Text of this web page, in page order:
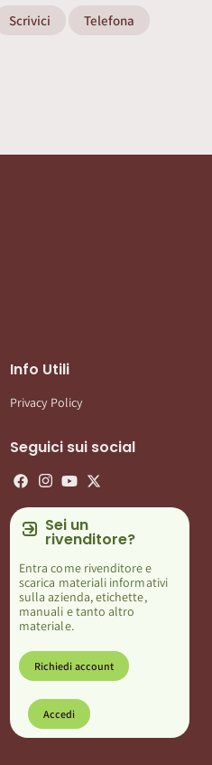
Scrivici Telefona
Info Utili
Privacy Policy
Seguici sui social
Sei un
rivenditore?
Entra come rivenditore e
scarica materiali informativi
sulla azienda, etichette,
manuali e tanto altro
materiale.
Richiedi account
Accedi